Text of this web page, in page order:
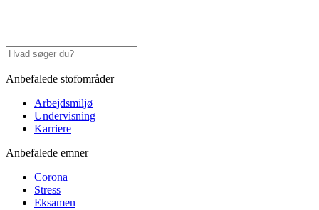
Anbefalede stofområder
Arbejdsmiljø
Undervisning
Karriere
Anbefalede emner
Corona
Stress
Eksamen